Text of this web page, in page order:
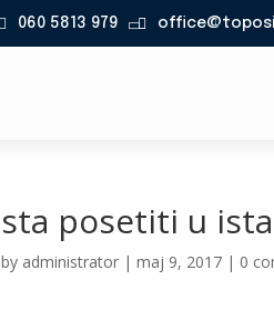
060 5813 979 
sta posetiti u
by administrator |maj 9, 2017 | 0